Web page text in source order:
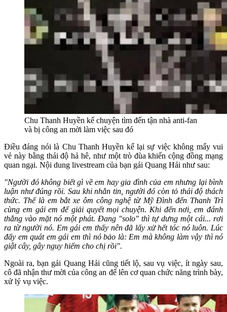
Chu Thanh Huyền kể chuyện tìm đến tận nhà anti-fan
và bị công an mời làm việc sau đó
Điều đáng nói là Chu Thanh Huyền kể lại sự việc không mấy vui
vẻ này bằng thái độ hả hê, như một trò đùa khiến cộng đồng mạng
quan ngại. Nội dung livestream của bạn gái Quang Hải như sau:
"Người đó không biết gì về em hay gia đình của em nhưng lại bình
luận như đúng rồi. Sau khi nhắn tin, người đó còn tỏ thái độ thách
thức. Thế là em bắt xe ôm công nghệ từ Mỹ Đình đến Thanh Trì
cùng em gái em để giải quyết mọi chuyện. Khi đến nơi, em đánh
thẳng vào mặt nó một phát. Đang "solo" thì tự dưng một cái... rơi
ra từ người nó. Em gái em thấy nên đã lấy xử hết tóc nó luôn. Lúc
đấy em quát em gái em thì nó bảo là: Em mà không làm vậy thì nó
giật cây, gây nguy hiểm cho chị rồi".
Ngoài ra, bạn gái Quang Hải cũng tiết lộ, sau vụ việc, ít ngày sau,
cô đã nhận thư mời của công an để lên cơ quan chức năng trình bày,
xử lý vụ việc.